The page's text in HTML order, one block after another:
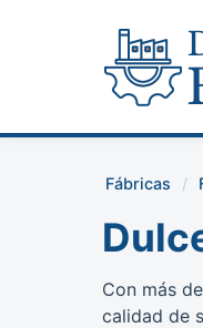
Fábricas
Con más
calidad de